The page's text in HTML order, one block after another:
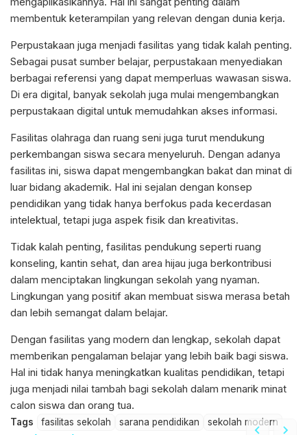
membentuk keterampilan yang relevan dengan dunia kerja.
Perpustakaan juga menjadi fasilitas yang tidak kalah penting.
Sebagai pusat sumber belajar, perpustakaan menyediakan
berbagai referensi yang dapat memperluas wawasan siswa.
Di era digital, banyak sekolah juga mulai mengembangkan
perpustakaan digital untuk memudahkan akses informasi.
Fasilitas olahraga dan ruang seni juga turut mendukung
perkembangan siswa secara menyeluruh. Dengan adanya
fasilitas ini, siswa dapat mengembangkan bakat dan minat di
luar bidang akademik. Hal ini sejalan dengan konsep
pendidikan yang tidak hanya berfokus pada kecerdasan
intelektual, tetapi juga aspek fisik dan kreativitas.
Tidak kalah penting, fasilitas pendukung seperti ruang
konseling, kantin sehat, dan area hijau juga berkontribusi
dalam menciptakan lingkungan sekolah yang nyaman.
Lingkungan yang positif akan membuat siswa merasa betah
dan lebih semangat dalam belajar.
Dengan fasilitas yang modern dan lengkap, sekolah dapat
memberikan pengalaman belajar yang lebih baik bagi siswa.
Hal ini tidak hanya meningkatkan kualitas pendidikan, tetapi
juga menjadi nilai tambah bagi sekolah dalam menarik minat
calon siswa dan orang tua.
Tags fasilitas sekolah sarana pendidikan sekolah modern